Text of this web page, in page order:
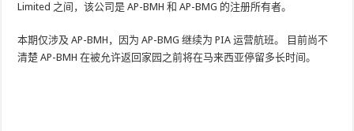
Limited 之间，该公司是 AP-BMH 和 AP-BMG 的注册所有者。
本期仅涉及 AP-BMH，因为 AP-BMG 继续为 PIA 运营航班。 目前尚不
清楚 AP-BMH 在被允许返回家园之前将在马来西亚停留多长时间。